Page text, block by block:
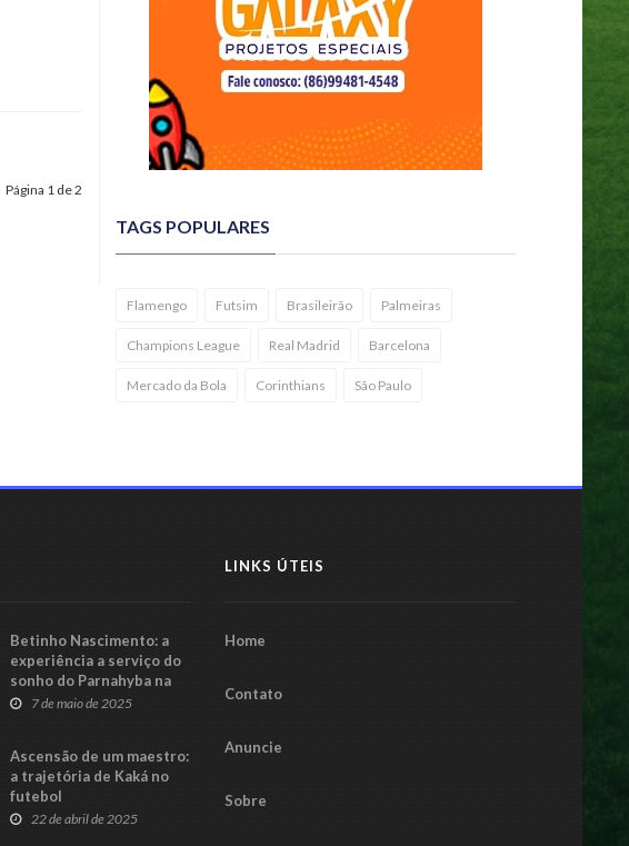
Página 1 de 2
TAGS POPULARES
Flamengo Futsim Brasileirão Palmeiras
Champions League Real Madrid Barcelona
Mercado da Bola Corinthians São Paulo
Betinho Nascimento: a
experiência a serviço do
sonho do Parnahyba na
Série C
7 de maio de 2025
Ascensão de um maestro:
a trajetória de Kaká no
futebol
22 de abril de 2025
LINKS ÚTEIS
Home
Contato
Anuncie
Sobre